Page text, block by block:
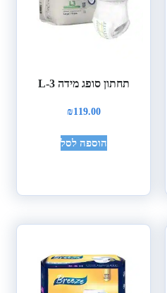
תחתון סופג מידה L-3
₪119.00
הוספה לסל